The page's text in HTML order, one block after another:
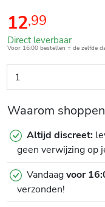
12,99
Direct leverbaar
Voor 16:00 bestellen = de zelfde
Waarom
Altijd discreet:
geen verwijzing op
Vandaagvoor
verzonden!